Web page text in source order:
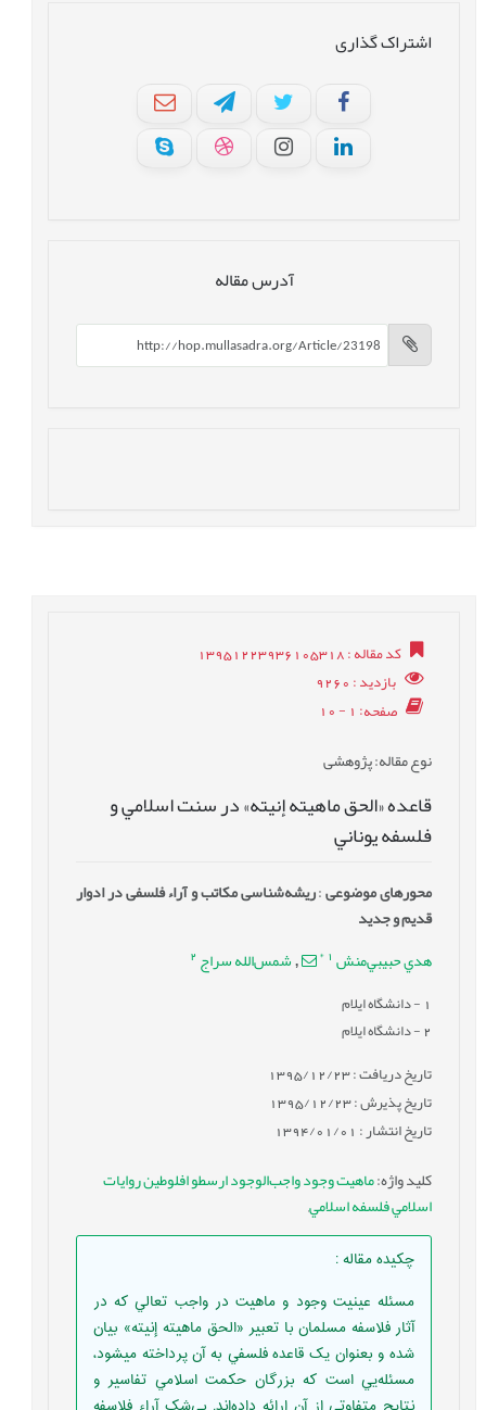
اشتراک گذاری
آدرس مقاله
کد مقاله: 13951223936105318
بازدید: 9260
صفحه: 1 - 10
نوع مقاله: پژوهشی
قاعده «الحق ماهيته إنيته» در سنت اسلامي و
فلسفه يوناني
محورهای موضوعی:ریشه‌شناسی مکاتب و آراء فلسفی در ادوار
قدیم و جدید
هدي حبيبي‌منش *
,شمس‌الله سراج2
- دانشگاه ايلام
2- دانشگاه ايلام
تاریخ دریافت : 1395/12/23
تاریخ پذیرش : 1395/12/23
تاریخ انتشار : 1394/01/01
کلید واژه:ماهيت وجود واجب‌الوجود ارسطو افلوطين روايات
اسلامي فلسفه اسلامي,
چکیده مقاله:
مسئله عينيت وجود و ماهيت در واجب تعالي که در
آثار فلاسفه مسلمان با تعبير «الحق ماهيته إنيته» بيان
شده و بعنوان يک قاعده فلسفي به آن پرداخته ميشود،
مسئله‌يي است که بزرگان حکمت اسلامي تفاسير و